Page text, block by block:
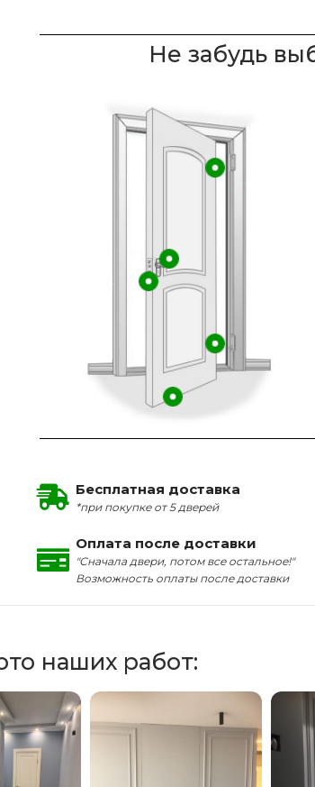
Не забудь
Бесплатная доставка
*при покупке от 5 дверей
Оплата после доставки
"Сначала двери, потом все остальное!"
Возможность оплаты после доставки
наших работ: